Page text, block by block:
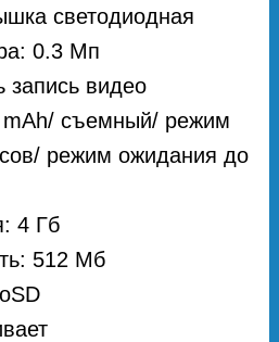
светодиодная
0.3 Мп
запись видео
mAh/ съемный/ режим
режим ожидания до
4 Гб
512 Мб